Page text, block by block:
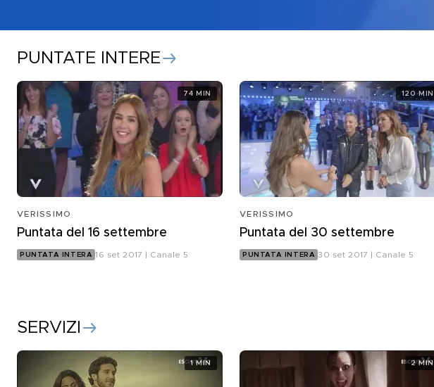
PUNTATE INTERE
VERISSIMO
Puntata del 16 settembre
PUNTATA INTERA 16 set 2017 | Canale 5
74 MIN
VERISSIMO
Puntata del 30 settembre
PUNTATA INTERA 30 set 2017 | Canale 5
120 MIN
SERVIZI
1 MIN 2 MIN